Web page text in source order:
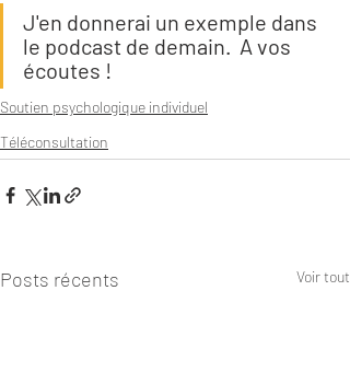
J'en donnerai un exemple dans
le podcast de demain.  A vos
écoutes !
Soutien psychologique individuel
Téléconsultation
Posts récents Voir tout